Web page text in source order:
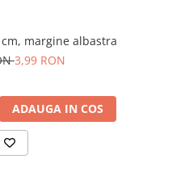
margine albastra
3,99 RON
ADAUGA IN COS